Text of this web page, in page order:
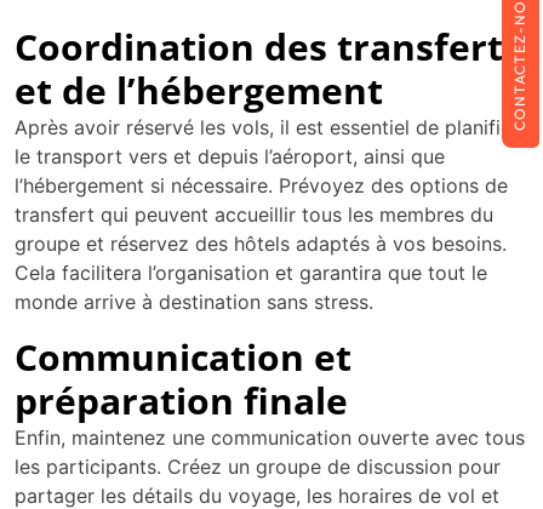
Coordination des transferts
et de l’hébergement
Après avoir réservé les vols, il est essentiel de planifier
le transport vers et depuis l’aéroport, ainsi que
l’hébergement si nécessaire. Prévoyez des options de
transfert qui peuvent accueillir tous les membres du
groupe et réservez des hôtels adaptés à vos besoins.
Cela facilitera l’organisation et garantira que tout le
monde arrive à destination sans stress.
Communication et
préparation finale
Enfin, maintenez une communication ouverte avec tous
les participants. Créez un groupe de discussion pour
partager les détails du voyage, les horaires de vol et
CONTACTEZ-NOUS